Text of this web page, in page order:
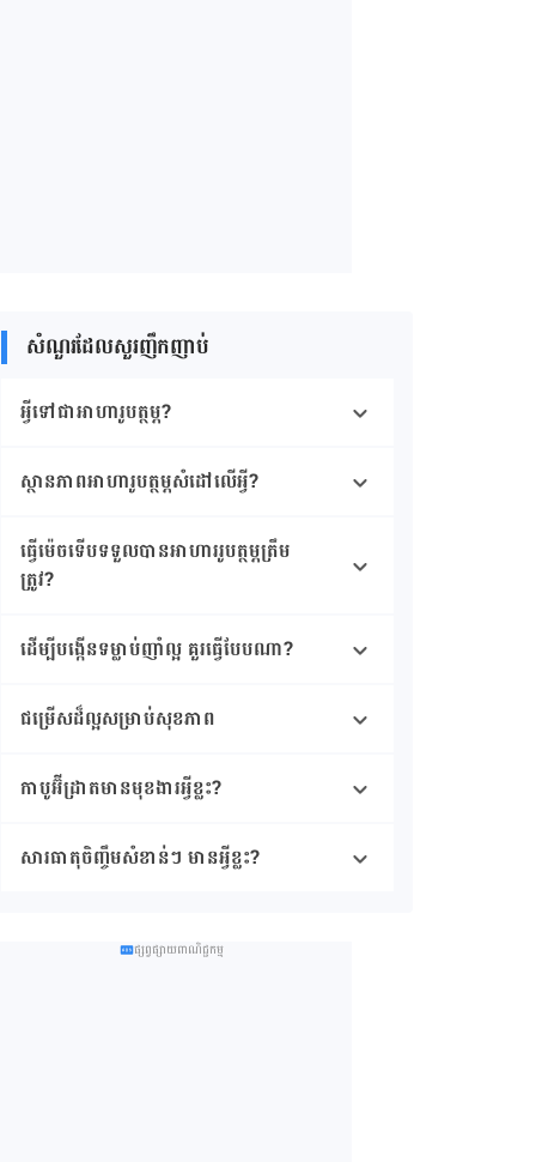
សំណួរដែលសួរញឹកញាប់
អ្វីទៅ​ជាអាហារូបត្ថម្ភ?
ស្ថានភាពអាហារូបត្ថម្ភសំដៅលើអ្វី?
ធ្វើម៉េច​ទើប​ទទួល​បាន​អាហាររូបត្ថម្ភត្រឹម
ត្រូវ?
ដើម្បីបង្កើន​ទម្លាប់ញាំល្អ គួរ​ធ្វើ​បែបណា?
ជម្រើសដ៏ល្អសម្រាប់សុខភាព
កាបូអ៊ីដ្រាតមានមុខងារអ្វីខ្លះ?
សារធាតុចិញ្ចឹមសំខាន់ៗ មានអ្វីខ្លះ?
ផ្សព្វផ្សាយពាណិជ្ជកម្ម